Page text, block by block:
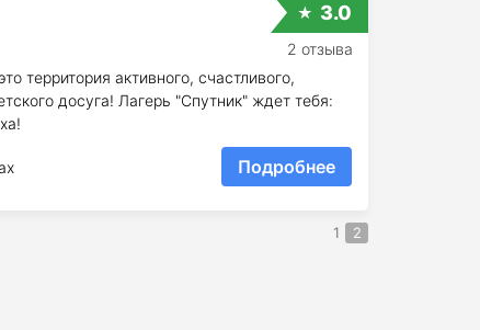
территория активного, счастливого,
досуга! Лагерь "Спутник" ждет тебя:
Подробнее
3.0
2 отзыва
1 2